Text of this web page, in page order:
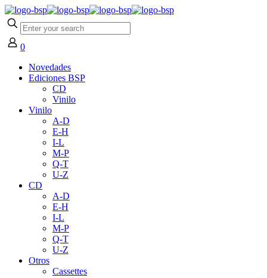
0
Novedades
Ediciones BSP
CD
Vinilo
Vinilo
A-D
E-H
I-L
M-P
Q-T
U-Z
CD
A-D
E-H
I-L
M-P
Q-T
U-Z
Otros
Cassettes